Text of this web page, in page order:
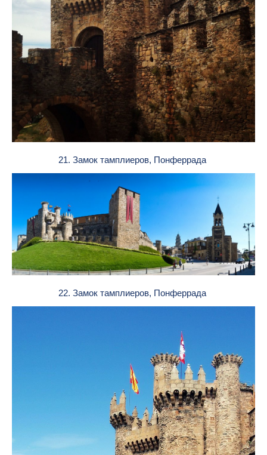
21. Замок тамплиеров, Понферрада
22. Замок тамплиеров, Понферрада